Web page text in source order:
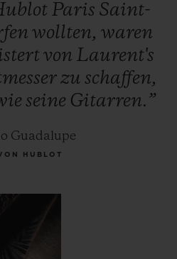
Paris Saint-
wollten, waren
von Laurent's
zu schaffen,
seine Gitarren.”
Guadalupe
HUBLOT